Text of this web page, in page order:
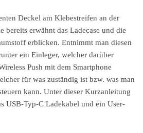
Deckel am Klebestreifen an der
bereits erwähnt das Ladecase und die
erblicken. Entnimmt man diesen
ein Einleger, welcher darüber
Push mit dem Smartphone
für was zuständig ist bzw. was man
kann. Unter dieser Kurzanleitung
USB-Typ-C Ladekabel und ein User-